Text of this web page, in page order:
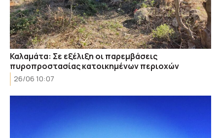
Καλαμάτα: Σε εξέλιξη οι παρεμβάσεις
πυροπροστασίας κατοικημένων περιοχών
26/06 10:07